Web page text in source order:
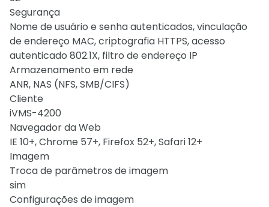
Segurança
Nome de usuário e senha autenticados, vinculação
de endereço MAC, criptografia HTTPS, acesso
autenticado 802.1X, filtro de endereço IP
Armazenamento em rede
ANR, NAS (NFS, SMB/CIFS)
Cliente
iVMS-4200
Navegador da Web
IE 10+, Chrome 57+, Firefox 52+, Safari 12+
Imagem
Troca de parâmetros de imagem
sim
Configurações de imagem